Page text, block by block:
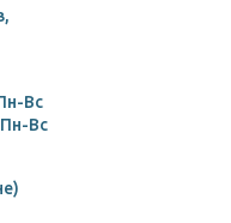
Вс
Вс